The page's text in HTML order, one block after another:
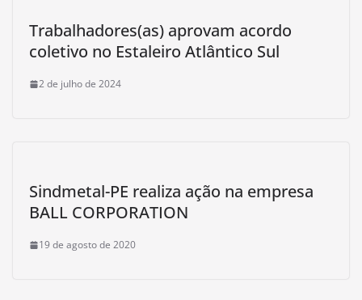
Trabalhadores(as) aprovam acordo
coletivo no Estaleiro Atlântico Sul
2 de julho de 2024
Sindmetal-PE realiza ação na empresa
BALL CORPORATION
19 de agosto de 2020